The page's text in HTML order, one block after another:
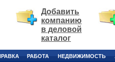
Добавить
компанию
в деловой
каталог
РАБОТА НЕДВИЖИМОСТЬ